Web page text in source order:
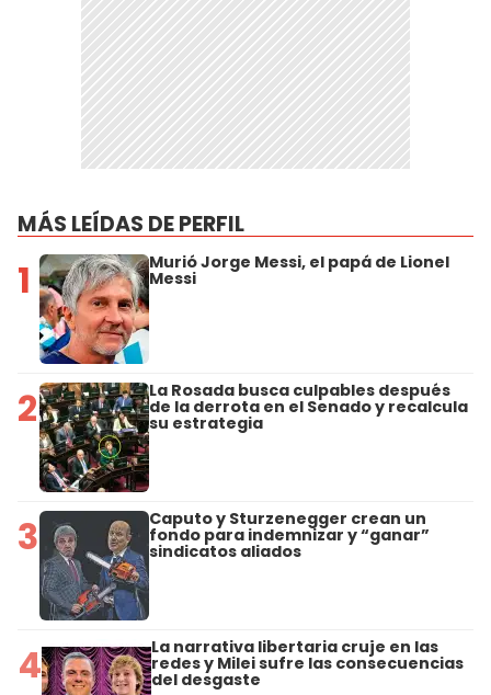
MÁS LEÍDAS DE PERFIL
1 Murió Jorge Messi, el papá de Lionel
Messi
2 La Rosada busca culpables después
de la derrota en el Senado y recalcula
su estrategia
3 Caputo y Sturzenegger crean un
fondo para indemnizar y “ganar”
sindicatos aliados
4 La narrativa libertaria cruje en las
redes y Milei sufre las consecuencias
del desgaste